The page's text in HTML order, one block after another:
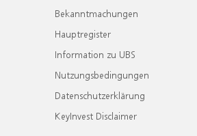
Bekanntmachungen
Hauptregister
Information zu UBS
Nutzungsbedingungen
Datenschutzerklärung
KeyInvest Disclaimer